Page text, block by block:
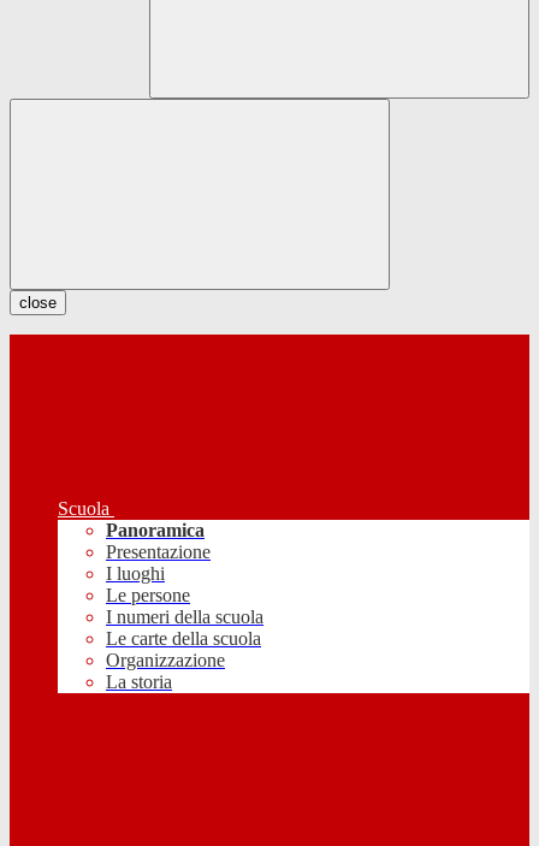
close
Scuola
Panoramica
Presentazione
I luoghi
Le persone
I numeri della scuola
Le carte della scuola
Organizzazione
La storia